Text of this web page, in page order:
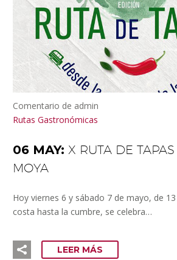
Comentario de admin
Rutas Gastronómicas
06 MAY: X RUTA DE
MOYA
Hoy viernes 6 y sábado 7 de mayo, de
costa hasta la cumbre, se celebra…
LEER MÁS